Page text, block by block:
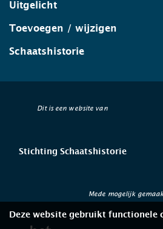
Uitgelicht
Toevoegen / wijzigen
Schaatshistorie
Dit is een website van
Stichting Schaatshistorie
Mede mogelijk
Deze website gebruikt functionele